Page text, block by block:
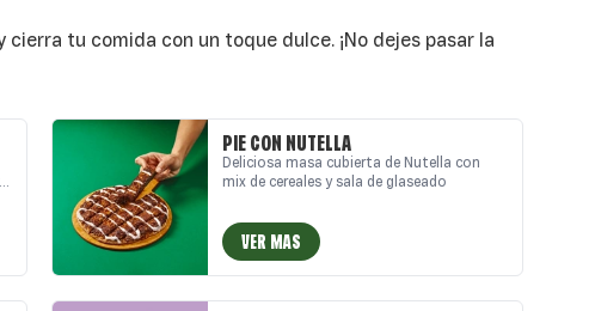
tu comida con un toque dulce. ¡No dejes pasar la
PIE CON NUTELLA
Deliciosa masa cubierta de Nutella con
mix de cereales y sala de glaseado
VER MAS